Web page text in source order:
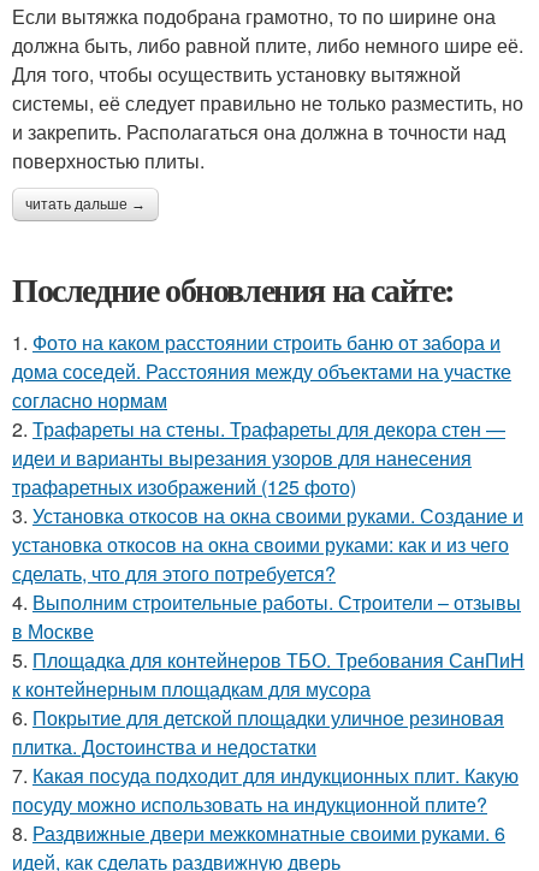
Если вытяжка подобрана грамотно, то по ширине она
должна быть, либо равной плите, либо немного шире её.
Для того, чтобы осуществить установку вытяжной
системы, её следует правильно не только разместить, но
и закрепить. Располагаться она должна в точности над
поверхностью плиты.
читать дальше →
Последние обновления на сайте:
1. Фото на каком расстоянии строить баню от забора и
дома соседей. Расстояния между объектами на участке
согласно нормам
2. Трафареты на стены. Трафареты для декора стен —
идеи и варианты вырезания узоров для нанесения
трафаретных изображений (125 фото)
3. Установка откосов на окна своими руками. Создание и
установка откосов на окна своими руками: как и из чего
сделать, что для этого потребуется?
4. Выполним строительные работы. Строители – отзывы
в Москве
5. Площадка для контейнеров ТБО. Требования СанПиН
к контейнерным площадкам для мусора
6. Покрытие для детской площадки уличное резиновая
плитка. Достоинства и недостатки
7. Какая посуда подходит для индукционных плит. Какую
посуду можно использовать на индукционной плите?
8. Раздвижные двери межкомнатные своими руками. 6
идей, как сделать раздвижную дверь